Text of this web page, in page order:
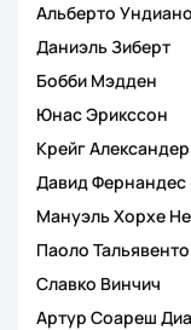
Альберто
Даниэль Зиберт
Бобби Мэдден
Юнас Эрикссон
Крейг
Давид Фернандес
Мануэль Хорхе
Паоло Тальявенто
Славко Винчич
Артур Соареш